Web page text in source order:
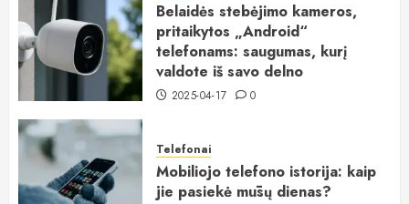
Belaidės stebėjimo kameros,
pritaikytos „Android“
telefonams: saugumas, kurį
valdote iš savo delno
2025-04-17 0
Telefonai
Mobiliojo telefono istorija: kaip
jie pasiekė mūsų dienas?